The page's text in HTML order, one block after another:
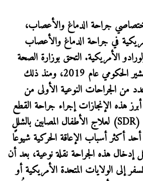
جراحة الدماغ والأعصاب،
في جراحة الدماغ والأعصاب
الأمريكية. التحق بوزارة الصحة
الأردنية في مستشفى البشير الحكومي عام 2019، ومنذ ذلك
من الجراحات النوعية الأولى من
هذه الإنجازات إجراء جراحة القطع
(
SDR) لعلاج الأطفال المصابين بالشلل
أكثر أسباب الإعاقة الحركية شيوعًا
هذه الجراحة نقلة نوعية، بعد أن
إلى الولايات المتحدة الأمريكية أو